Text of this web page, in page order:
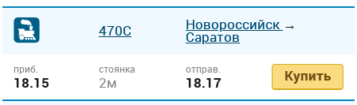
470С Новороссийск →
Саратов
приб.
18.15
стоянка
2м
отправ.
18.17 Купить